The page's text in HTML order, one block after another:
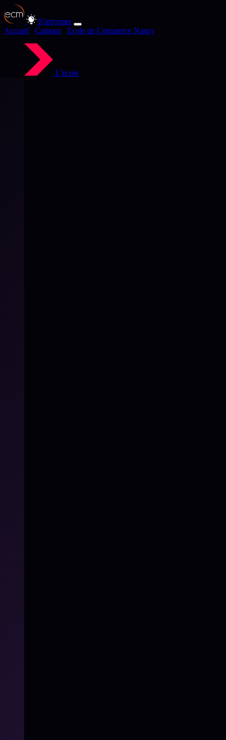
S'informer
Accueil
Campus Ecole de Commerce Nancy
L'école